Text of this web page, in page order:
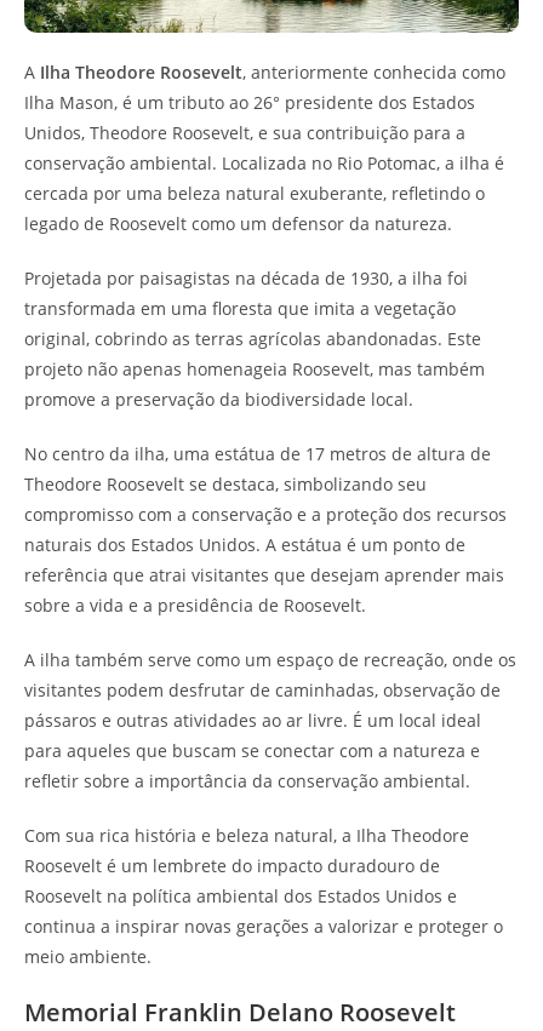
A Ilha Theodore Roosevelt, anteriormente conhecida como
Ilha Mason, é um tributo ao 26° presidente dos Estados
Unidos, Theodore Roosevelt, e sua contribuição para a
conservação ambiental. Localizada no Rio Potomac, a ilha é
cercada por uma beleza natural exuberante, refletindo o
legado de Roosevelt como um defensor da natureza.
Projetada por paisagistas na década de 1930, a ilha foi
transformada em uma floresta que imita a vegetação
original, cobrindo as terras agrícolas abandonadas. Este
projeto não apenas homenageia Roosevelt, mas também
promove a preservação da biodiversidade local.
No centro da ilha, uma estátua de 17 metros de altura de
Theodore Roosevelt se destaca, simbolizando seu
compromisso com a conservação e a proteção dos recursos
naturais dos Estados Unidos. A estátua é um ponto de
referência que atrai visitantes que desejam aprender mais
sobre a vida e a presidência de Roosevelt.
A ilha também serve como um espaço de recreação, onde os
visitantes podem desfrutar de caminhadas, observação de
pássaros e outras atividades ao ar livre. É um local ideal
para aqueles que buscam se conectar com a natureza e
refletir sobre a importância da conservação ambiental.
Com sua rica história e beleza natural, a Ilha Theodore
Roosevelt é um lembrete do impacto duradouro de
Roosevelt na política ambiental dos Estados Unidos e
continua a inspirar novas gerações a valorizar e proteger o
meio ambiente.
Memorial Franklin Delano Roosevelt